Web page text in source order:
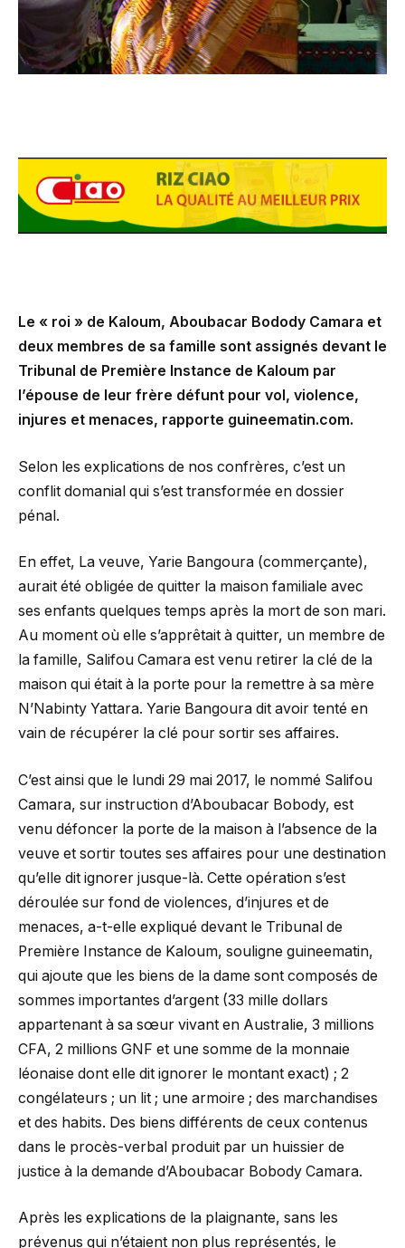
Le « roi » de Kaloum, Aboubacar Bodody Camara et
deux membres de sa famille sont assignés devant le
Tribunal de Première Instance de Kaloum par
l’épouse de leur frère défunt pour vol, violence,
injures et menaces, rapporte guineematin.com.
Selon les explications de nos confrères, c’est un
conflit domanial qui s’est transformée en dossier
pénal.
En effet, La veuve, Yarie Bangoura (commerçante),
aurait été obligée de quitter la maison familiale avec
ses enfants quelques temps après la mort de son mari.
Au moment où elle s’apprêtait à quitter, un membre de
la famille, Salifou Camara est venu retirer la clé de la
maison qui était à la porte pour la remettre à sa mère
N’Nabinty Yattara. Yarie Bangoura dit avoir tenté en
vain de récupérer la clé pour sortir ses affaires.
C’est ainsi que le lundi 29 mai 2017, le nommé Salifou
Camara, sur instruction d’Aboubacar Bobody, est
venu défoncer la porte de la maison à l’absence de la
veuve et sortir toutes ses affaires pour une destination
qu’elle dit ignorer jusque-là. Cette opération s’est
déroulée sur fond de violences, d’injures et de
menaces, a-t-elle expliqué devant le Tribunal de
Première Instance de Kaloum, souligne guineematin,
qui ajoute que les biens de la dame sont composés de
sommes importantes d’argent (33 mille dollars
appartenant à sa sœur vivant en Australie, 3 millions
CFA, 2 millions GNF et une somme de la monnaie
léonaise dont elle dit ignorer le montant exact) ; 2
congélateurs ; un lit ; une armoire ; des marchandises
et des habits. Des biens différents de ceux contenus
dans le procès-verbal produit par un huissier de
justice à la demande d’Aboubacar Bobody Camara.
Après les explications de la plaignante, sans les
prévenus qui n’étaient non plus représentés, le